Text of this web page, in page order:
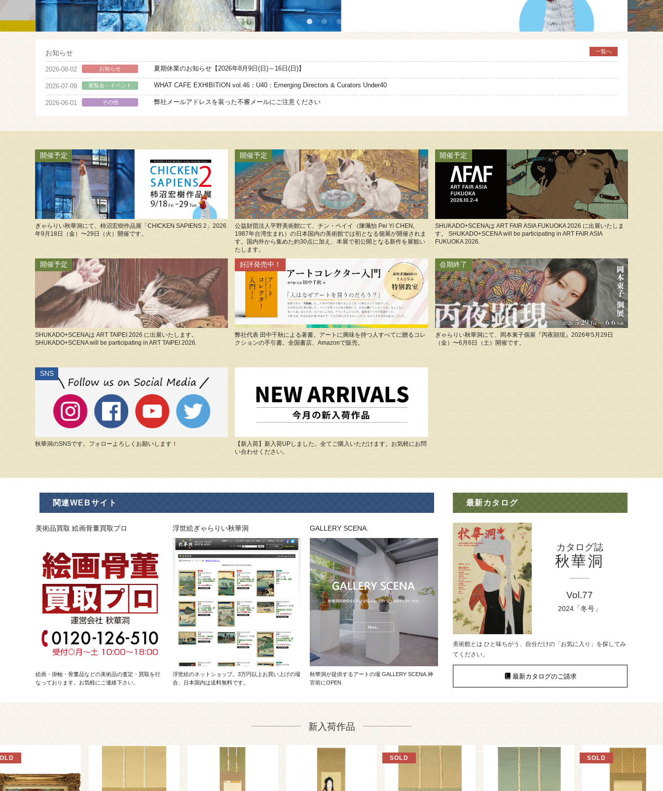
絵画骨董買取プロ
GALLERY SCENA
浮世絵ぎゃらりい秋華洞
お知らせ 一覧へ
2026-08-02 お知らせ 夏期休業のお知らせ【2026年8月9日(日)～16日(日)】
2026-07-09 展覧会・イベント WHAT CAFE EXHIBITION vol.46：U40：Emerging Directors & Curators Under40
2026-06-01 その他 弊社メールアドレスを装った不審メールにご注意ください
開催予定
ぎゃらりい秋華洞にて、柿沼宏樹作品展「CHICKEN SAPIENS 2」2026
年9月18日（金）〜29日（火）開催です。
開催予定
公益財団法人平野美術館にて、チン・ペイイ（陳珮怡 Pei Yi CHEN,
1987年台湾生まれ）の日本国内の美術館では初となる個展が開催されま
す。国内外から集めた約30点に加え、本展で初公開となる新作を展観い
たします。
開催予定
SHUKADO+SCENAは ART FAIR ASIA FUKUOKA 2026 に出展いたしま
す。 SHUKADO+SCENA will be participating in ART FAIR ASIA
FUKUOKA 2026.
開催予定
SHUKADO+SCENAは ART TAIPEI 2026 に出展いたします。
SHUKADO+SCENA will be participating in ART TAIPEI 2026.
好評発売中！
弊社代表 田中千秋による著書。アートに興味を持つ人すべてに贈るコレ
クションの手引書。全国書店、Amazonで販売。
会期終了
ぎゃらりい秋華洞にて、岡本東子個展『丙夜顕現』2026年5月29日
（金）〜6月6日（土）開催です。
SNS
秋華洞のSNSです。フォローよろしくお願いします！
【新入荷】新入荷UPしました。全てご購入いただけます。お気軽にお問
い合わせください。
関連WEBサイト
美術品買取 絵画骨董買取プロ
絵画・掛軸・骨董品などの美術品の査定・買取を行
なっております。お気軽にご連絡下さい。
浮世絵ぎゃらりい秋華洞
浮世絵のネットショップ。3万円以上お買い上げの場
合、日本国内は送料無料です。
GALLERY SCENA.
秋華洞が提供するアートの場 GALLERY SCENA.神
宮前にOPEN
最新カタログ
カタログ誌
秋華洞
Vol.77
2024「冬号」
美術館とは ひと味ちがう、自分だけの「お気に入り」を探してみ
てください。
最新カタログのご請求
新入荷作品